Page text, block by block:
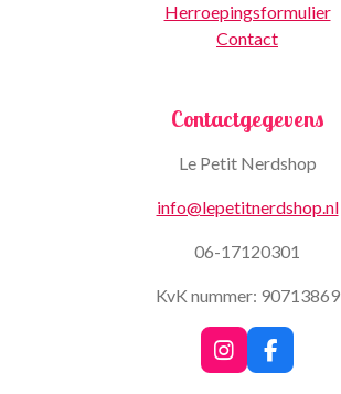
Herroepingsformulier
Contact
Contactgegevens
Le Petit Nerdshop
info@lepetitnerdshop.nl
06-17120301
KvK nummer: 90713869
I
n
F
a